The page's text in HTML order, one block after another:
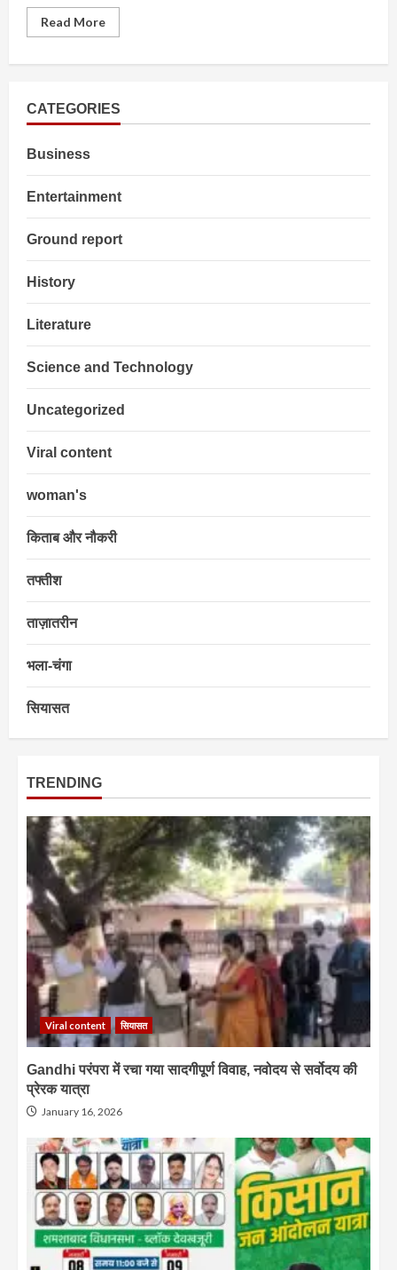
Read MoreRead
more
भर्ती,
Apollo
CATEGORIES
Business
Entertainment
Ground report
History
Literature
Science and Technology
Uncategorized
Viral content
woman's
किताब और नौकरी
तफ्तीश
ताज़ातरीन
भला-चंगा
सियासत
TRENDING
Viral content सियासत
Gandhi परंपरा में रचा गया सादगीपूर्ण विवाह, नवोदय से सर्वोदय की
प्रेरक यात्रा
January 16, 2026